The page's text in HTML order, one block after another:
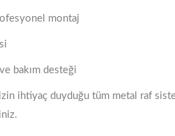
montaj
bakım desteği
ihtiyaç duyduğu tüm metal raf